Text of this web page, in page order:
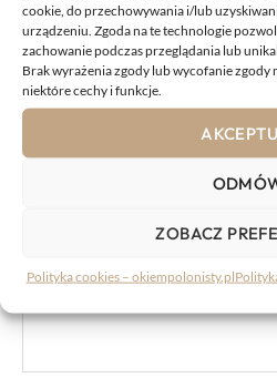
cookie, do przechowywania i/lub
urządzeniu. Zgoda na te technologie
zachowanie podczas przeglądania lub
Brak wyrażenia zgody lub wycofanie zgody
niektóre cechy i funkcje.
ZOBACZ
Polityka cookies – okiempolonisty.pl
KOMENTARZE:
Komentarz